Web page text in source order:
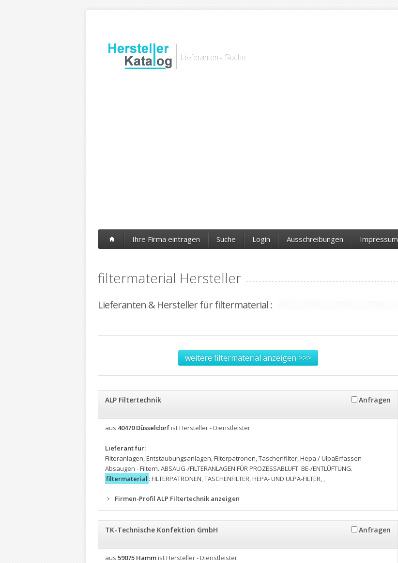
Ihre Firma eintragen Suche Login Ausschreibungen Impressum
filtermaterial Hersteller
Lieferanten & Hersteller für filtermaterial :
weitere filtermaterial anzeigen >>>
ALP Filtertechnik Anfragen
aus 40470 Düsseldorfist Hersteller - Dienstleister
Lieferant für:
Filteranlagen,Entstaubungsanlagen,Filterpatronen,Taschenfilter,Hepa / UlpaErfassen -
Absaugen - Filtern. ABSAUG-/FILTERANLAGEN FÜR PROZESSABLUFT. BE-/ENTLÜFTUNG.
filtermaterial : FILTERPATRONEN,TASCHENFILTER,HEPA- UND ULPA-FILTER, ,
Firmen-Profil ALP Filtertechnik anzeigen
TK-Technische Konfektion GmbH Anfragen
aus 59075 Hammist Hersteller - Dienstleister